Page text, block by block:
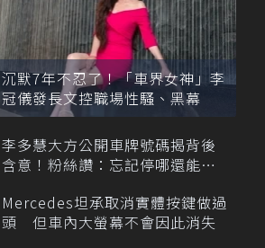
沉默7年不忍了！「車界女神」李
冠儀發長文控職場性騷、黑幕
李多慧大方公開車牌號碼揭背後
含意！粉絲讚：忘記停哪還能幫
Mercedes坦承取消實體按鍵做過
頭 但車內大螢幕不會因此消失